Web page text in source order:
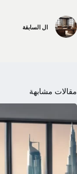
ال السابقة
مقالات مشابهة